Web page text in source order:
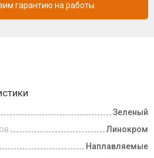
Зеленый
Линокром
Наплавляемые
гарантию на работы